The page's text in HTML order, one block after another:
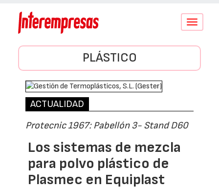
Conmutar
PLÁSTICO
ACTUALIDAD
Protecnic 1967: Pabellón 3- Stand D60
Los sistemas de mezcla
para polvo plástico de
Plasmec en Equiplast